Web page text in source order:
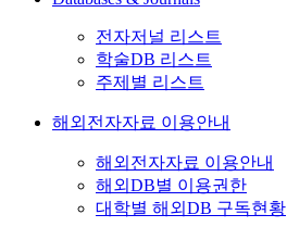
전자저널 리스트
학술DB 리스트
주제별 리스트
해외전자자료 이용안내
해외전자자료 이용안내
해외DB별 이용권한
대학별 해외DB 구독현황